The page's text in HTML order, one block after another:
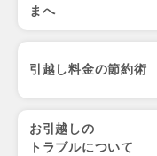
まへ
引越し料金の節約術
お引越しの
トラブルについて